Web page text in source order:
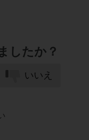
したか？
いいえ